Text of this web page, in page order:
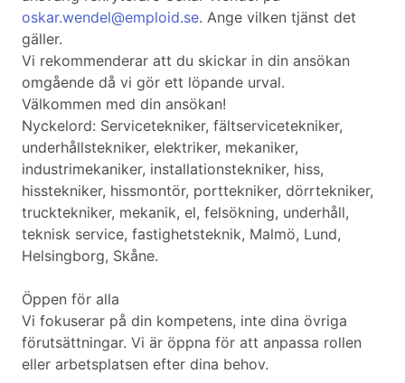
oskar.wendel@emploid.se. Ange vilken tjänst det
gäller.
Vi rekommenderar att du skickar in din ansökan
omgående då vi gör ett löpande urval.
Välkommen med din ansökan!
Nyckelord: Servicetekniker, fältservicetekniker,
underhållstekniker, elektriker, mekaniker,
industrimekaniker, installationstekniker, hiss,
hisstekniker, hissmontör, porttekniker, dörrtekniker,
trucktekniker, mekanik, el, felsökning, underhåll,
teknisk service, fastighetsteknik, Malmö, Lund,
Helsingborg, Skåne.
Öppen för alla
Vi fokuserar på din kompetens, inte dina övriga
förutsättningar. Vi är öppna för att anpassa rollen
eller arbetsplatsen efter dina behov.